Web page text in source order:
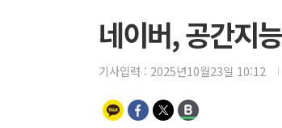
네이버, 공간지
기사입력 : 2025년10월23일 10:12